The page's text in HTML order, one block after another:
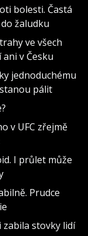
bolesti. Častá
žaludku
ve všech
v Česku
jednoduchému
pálit
v UFC zřejmě
I průlet může
Prudce
zabila stovky lidí